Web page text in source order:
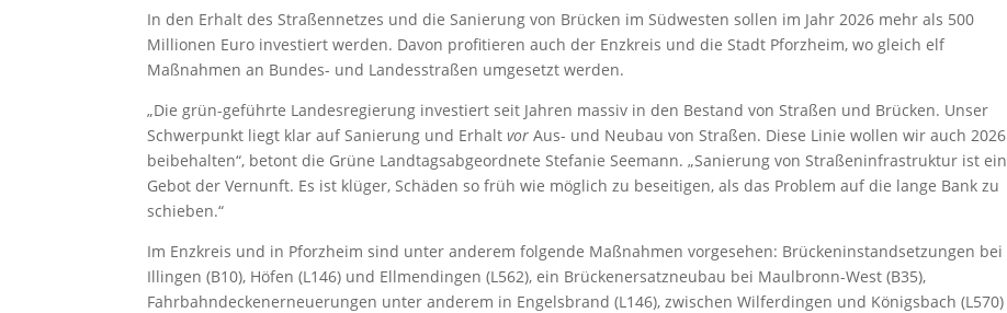
In den Erhalt des Straßennetzes und die Sanierung von Brücken im Südwesten sollen im Jahr 2026 mehr als 500
Millionen Euro investiert werden. Davon profitieren auch der Enzkreis und die Stadt Pforzheim, wo gleich elf
Maßnahmen an Bundes- und Landesstraßen umgesetzt werden.
„Die grün-geführte Landesregierung investiert seit Jahren massiv in den Bestand von Straßen und Brücken. Unser
Schwerpunkt liegt klar auf Sanierung und Erhaltvor Aus- und Neubau von Straßen. Diese Linie wollen wir auch 2026
beibehalten“, betont die Grüne Landtagsabgeordnete Stefanie Seemann. „Sanierung von Straßeninfrastruktur ist ein
Gebot der Vernunft. Es ist klüger, Schäden so früh wie möglich zu beseitigen, als das Problem auf die lange Bank zu
schieben.“
Im Enzkreis und in Pforzheim sind unter anderem folgende Maßnahmen vorgesehen: Brückeninstandsetzungen bei
Illingen (B10), Höfen (L146) und Ellmendingen (L562), ein Brückenersatzneubau bei Maulbronn-West (B35),
Fahrbahndeckenerneuerungen unter anderem in Engelsbrand (L146), zwischen Wilferdingen und Königsbach (L570)